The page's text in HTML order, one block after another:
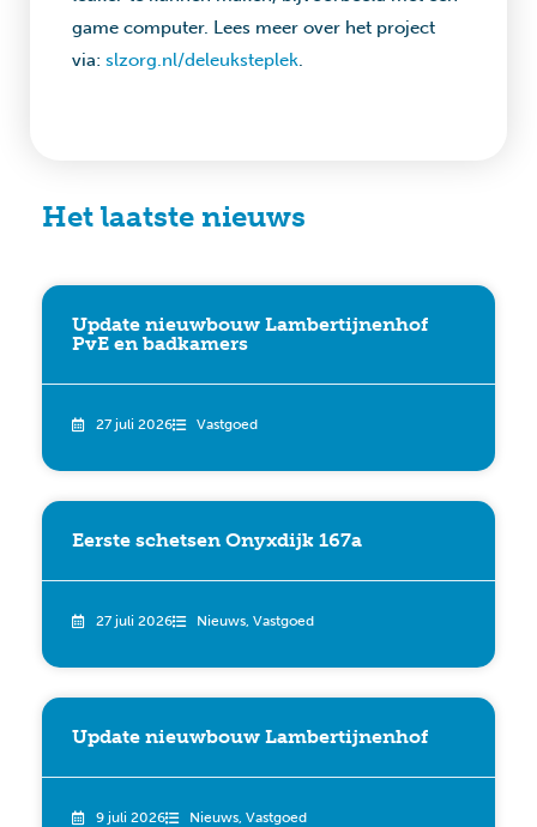
game computer. Lees meer over het project
via: slzorg.nl/deleuksteplek.
Het laatste nieuws
Update nieuwbouw Lambertijnenhof
PvE en badkamers
27 juli 2026 Vastgoed
Eerste schetsen Onyxdijk 167a
27 juli 2026 Nieuws, Vastgoed
Update nieuwbouw Lambertijnenhof
9 juli 2026 Nieuws, Vastgoed